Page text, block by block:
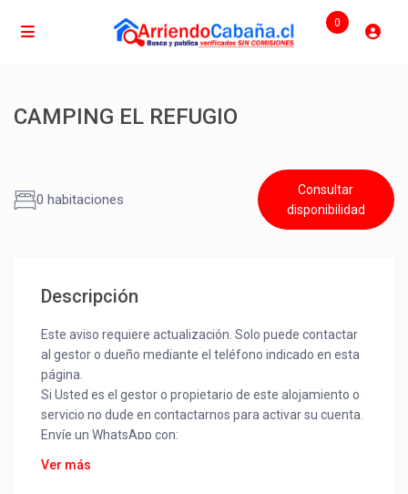
0
CAMPING EL REFUGIO
0 habitaciones
Consultar
disponibilidad
Descripción
Este aviso requiere actualización. Solo puede contactar
al gestor o dueño mediante el teléfono indicado en esta
página.
Si Usted es el gestor o propietario de este alojamiento o
servicio no dude en contactarnos para activar su cuenta.
Envíe un WhatsApp con:
Nombre alojamiento o servicio
Ver más